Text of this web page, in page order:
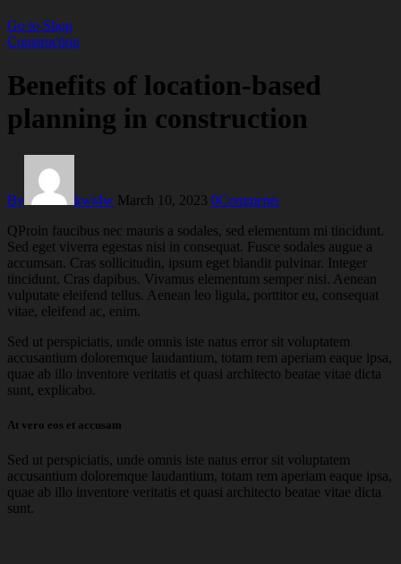
Go to Shop
Construction
Benefits of location-based
planning in construction
By kwi4w March 10, 2023 0Comments
QProin faucibus nec mauris a sodales, sed elementum mi tincidunt.
Sed eget viverra egestas nisi in consequat. Fusce sodales augue a
accumsan. Cras sollicitudin, ipsum eget blandit pulvinar. Integer
tincidunt. Cras dapibus. Vivamus elementum semper nisi. Aenean
vulputate eleifend tellus. Aenean leo ligula, porttitor eu, consequat
vitae, eleifend ac, enim.
Sed ut perspiciatis, unde omnis iste natus error sit voluptatem
accusantium doloremque laudantium, totam rem aperiam eaque ipsa,
quae ab illo inventore veritatis et quasi architecto beatae vitae dicta
sunt, explicabo.
At vero eos et accusam
Sed ut perspiciatis, unde omnis iste natus error sit voluptatem
accusantium doloremque laudantium, totam rem aperiam eaque ipsa,
quae ab illo inventore veritatis et quasi architecto beatae vitae dicta
sunt.